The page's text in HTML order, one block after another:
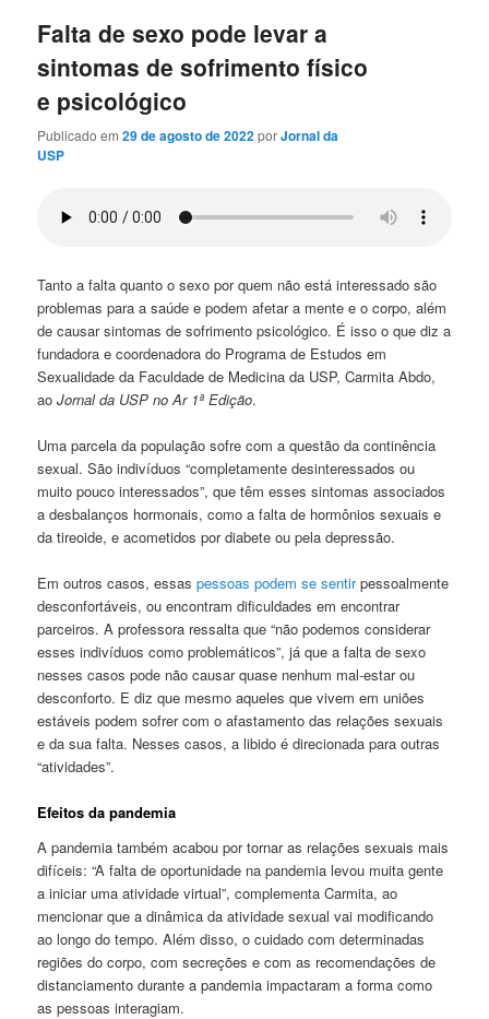
Falta de sexo pode levar a
sintomas de sofrimento físico
e psicológico
Publicado em29 de agosto de 2022porJornal da
USP
Tanto a falta quanto o sexo por quem não está interessado são
problemas para a saúde e podem afetar a mente e o corpo, além
de causar sintomas de sofrimento psicológico. É isso o que diz a
fundadora e coordenadora do Programa de Estudos em
Sexualidade da Faculdade de Medicina da USP, Carmita Abdo,
aoJornal da USP no Ar 1ª Edição.
Uma parcela da população sofre com a questão da continência
sexual. São indivíduos “completamente desinteressados ou
muito pouco interessados”, que têm esses sintomas associados
a desbalanços hormonais, como a falta de hormônios sexuais e
da tireoide, e acometidos por diabete ou pela depressão.
Em outros casos, essaspessoas podem se sentirpessoalmente
desconfortáveis, ou encontram dificuldades em encontrar
parceiros. A professora ressalta que “não podemos considerar
esses indivíduos como problemáticos”, já que a falta de sexo
nesses casos pode não causar quase nenhum mal-estar ou
desconforto. E diz que mesmo aqueles que vivem em uniões
estáveis podem sofrer com o afastamento das relações sexuais
e da sua falta. Nesses casos, a libido é direcionada para outras
“atividades”.
Efeitos da pandemia
A pandemia também acabou por tornar as relações sexuais mais
difíceis: “A falta de oportunidade na pandemia levou muita gente
a iniciar uma atividade virtual”, complementa Carmita, ao
mencionar que a dinâmica da atividade sexual vai modificando
ao longo do tempo. Além disso, o cuidado com determinadas
regiões do corpo, com secreções e com as recomendações de
distanciamento durante a pandemia impactaram a forma como
as pessoas interagiam.